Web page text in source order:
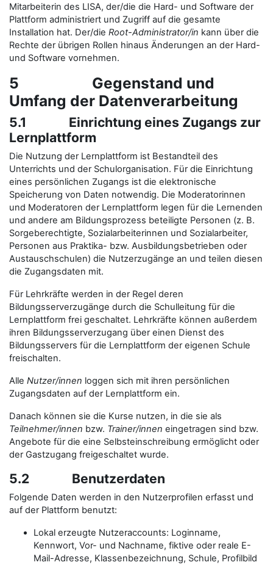
Mitarbeiterin des LISA, der/die die Hard- und Software der
Plattform administriert und Zugriff auf die gesamte
Installation hat. Der/die Root-Administrator/in kann über die
Rechte der übrigen Rollen hinaus Änderungen an der Hard-
und Software vornehmen.
5 Gegenstand und
Umfang der Datenverarbeitung
5.1 Einrichtung eines Zugangs zur
Lernplattform
Die Nutzung der Lernplattform ist Bestandteil des
Unterrichts und der Schulorganisation. Für die Einrichtung
eines persönlichen Zugangs ist die elektronische
Speicherung von Daten notwendig. Die Moderatorinnen
und Moderatoren der Lernplattform legen für die Lernenden
und andere am Bildungsprozess beteiligte Personen (z. B.
Sorgeberechtigte, Sozialarbeiterinnen und Sozialarbeiter,
Personen aus Praktika- bzw. Ausbildungsbetrieben oder
Austauschschulen) die Nutzerzugänge an und teilen diesen
die Zugangsdaten mit.
Für Lehrkräfte werden in der Regel deren
Bildungsserverzugänge durch die Schulleitung für die
Lernplattform frei geschaltet. Lehrkräfte können außerdem
ihren Bildungsserverzugang über einen Dienst des
Bildungsservers für die Lernplattform der eigenen Schule
freischalten.
Alle Nutzer/innen loggen sich mit ihren persönlichen
Zugangsdaten auf der Lernplattform ein.
Danach können sie die Kurse nutzen, in die sie als
Teilnehmer/innen bzw. Trainer/innen eingetragen sind bzw.
Angebote für die eine Selbsteinschreibung ermöglicht oder
der Gastzugang freigeschaltet wurde.
5.2 Benutzerdaten
Folgende Daten werden in den Nutzerprofilen erfasst und
auf der Plattform benutzt:
Lokal erzeugte Nutzeraccounts: Loginname,
Kennwort, Vor- und Nachname, fiktive oder reale E-
Mail-Adresse, Klassenbezeichnung, Schule, Profilbild